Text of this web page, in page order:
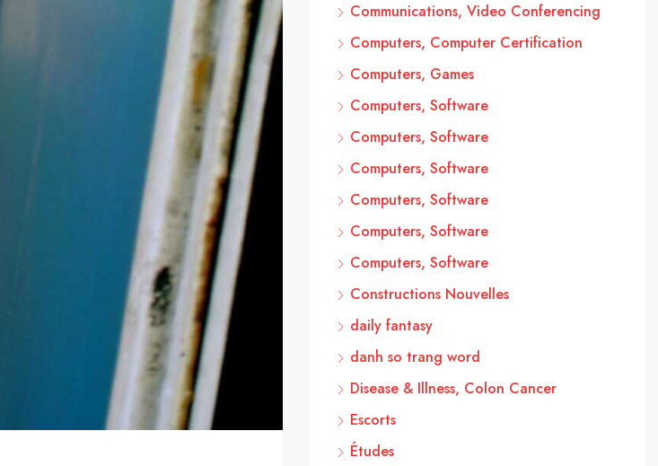
Communications, Video Conferencing
Computers, Computer Certification
Computers, Games
Computers, Software
Computers, Software
Computers, Software
Computers, Software
Computers, Software
Computers, Software
Constructions Nouvelles
daily fantasy
danh so trang word
Disease & Illness, Colon Cancer
Escorts
Études